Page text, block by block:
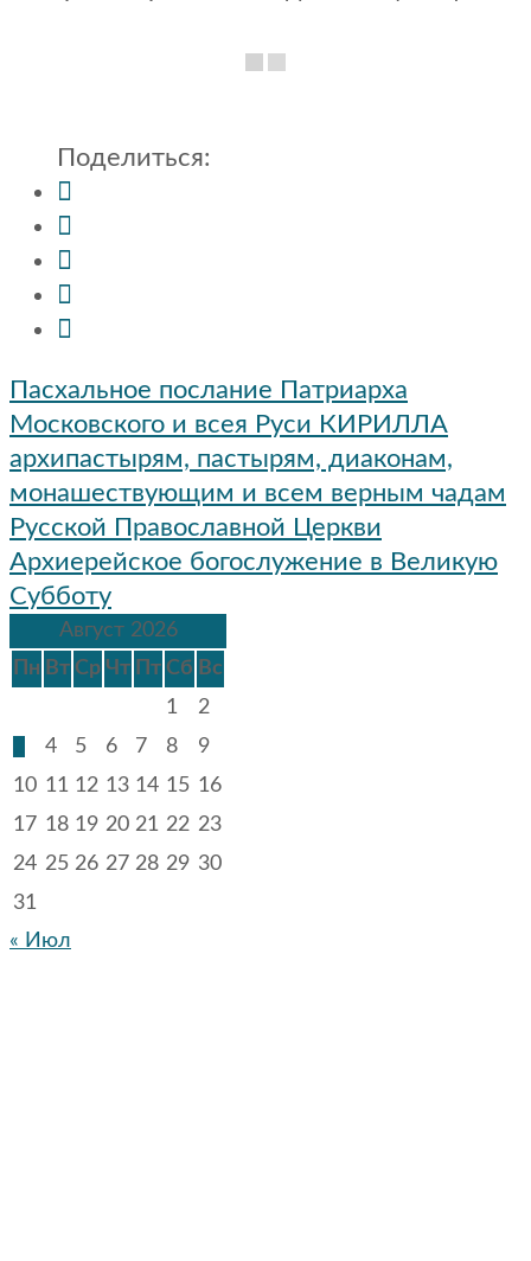
Поделиться:
Навигация
по
записям
Пасхальное послание Патриарха
Московского и всея Руси КИРИЛЛА
архипастырям, пастырям, диаконам,
монашествующим и всем верным чадам
Русской Православной Церкви
Архиерейское богослужение в Великую
Субботу
Август 2026
Пн Вт Ср Чт Пт Сб Вс
1
2
4 5 6 7 8
9
10 11 12 13 14 15 16
17 18 19 20 21 22 23
24 25 26 27 28 29 30
31
« Июл